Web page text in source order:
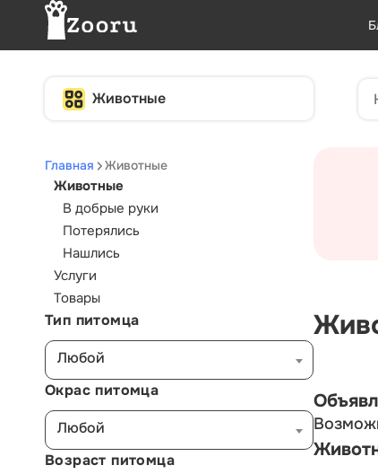
Животные
Главная Животные
Животные
В добрые руки
Потерялись
Нашлись
Услуги
Товары
Тип питомца
Любой
Окрас питомца
Любой
Возраст питомца